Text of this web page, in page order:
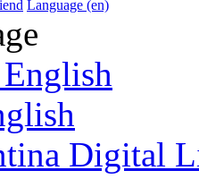
Language (en)
Digital